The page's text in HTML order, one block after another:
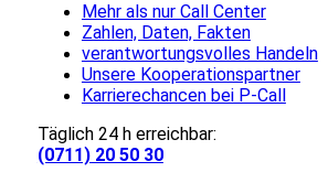
Mehr als nur Call Center
Zahlen, Daten, Fakten
verantwortungsvolles Handeln
Unsere Kooperationspartner
Karrierechancen bei P-Call
Täglich 24 h erreichbar:
(0711) 20 50 30